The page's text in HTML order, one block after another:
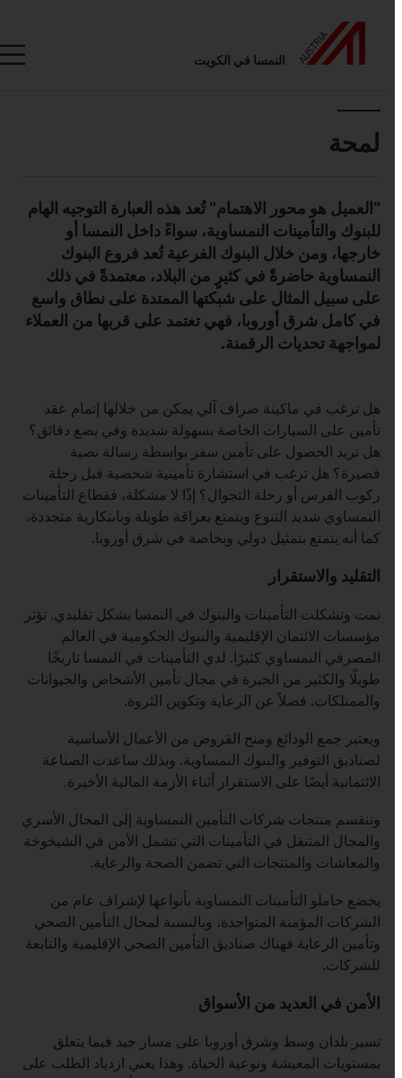
النمسا في الكويت
لمحة
Standard Content Module
"العميل هو محور الاهتمام" تُعد هذه العبارة التوجيه الهام
للبنوك والتأمينات النمساوية، سواءً داخل النمسا أو
خارجها، ومن خلال البنوك الفرعية تُعد فروع البنوك
النمساوية حاضرةً في كثيرٍ من البلاد، معتمدةً في ذلك
على سبيل المثال على شبكتها الممتدة على نطاق واسع
في كامل شرق أوروبا، فهي تعتمد على قربها من العملاء
لمواجهة تحديات الرقمنة.
listen
هل ترغب في ماكينة صراف آلي يمكن من خلالها إتمام عقد
تأمين على السيارات الخاصة بسهولة شديدة وفي بضع دقائق؟
هل تريد الحصول على تأمين سفر بواسطة رسالة نصية
قصيرة؟ هل ترغب في استشارة تأمينية شخصية قبل رحلة
ركوب الفرس أو رحلة التجوال؟ إذًا لا مشكلة، فقطاع التأمينات
النمساوي شديد التنوع ويتمتع بعراقة طويلة وبابتكارية متجددة،
كما أنه يتمتع بتمثيل دولي وبخاصة في شرق أوروبا.
التقليد والاستقرار
نمت وتشكلت التأمينات والبنوك في النمسا بشكل تقليدي. تؤثر
مؤسسات الائتمان الإقليمية والبنوك الحكومية في العالم
المصرفي النمساوي كثيرًا. لدي التأمينات في النمسا تاريخًا
طويلًا والكثير من الخبرة في مجال تأمين الأشخاص والحيوانات
والممتلكات. فضلاً عن الرعاية وتكوين الثروة.
ويعتبر جمع الودائع ومنح القروض من الأعمال الأساسية
لصناديق التوفير والبنوك النمساوية. وبذلك ساعدت الصناعة
الائتمانية أيضًا على الاستقرار أثناء الأزمة المالية الأخيرة.
وتنقسم منتجات شركات التأمين النمساوية إلى المجال الأسري
والمجال المتنقل في التأمينات التي تشمل الأمن في الشيخوخة
والمعاشات والمنتجات التي تضمن الصحة والرعاية.
يخضع حاملو التأمينات النمساوية بأنواعها لإشراف عام من
الشركات المؤمنة المتواجدة، وبالنسبة لمجال التأمين الصحي
وتأمين الرعاية فهناك صناديق التأمين الصحي الإقليمية والتابعة
للشركات.
الأمن في العديد من الأسواق
تسير بلدان وسط وشرق أوروبا على مسار جيد فيما يتعلق
بمستويات المعيشة ونوعية الحياة. وهذا يعني ازدياد الطلب على